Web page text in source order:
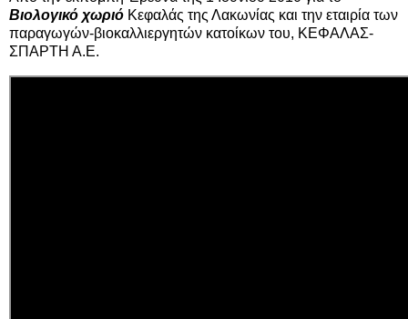
Βιολογικό χωριό Κεφαλάς της Λακωνίας και την εταιρία των
παραγωγών-βιοκαλλιεργητών κατοίκων του, ΚΕΦΑΛΑΣ-
ΣΠΑΡΤΗ Α.Ε.